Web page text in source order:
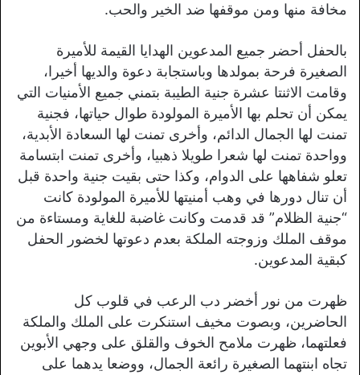
مخافة منها ومن موقفها ضد الخير والحب.
بالحفل أحضر جميع المدعوين الهدايا القيمة للأميرة
الصغيرة فرحة بمولدها وباستجابة دعوة والديها أخيرا،
وقامت الاثنتا عشرة جنية الطيبة بتمني جميع الأمنيات التي
يمكن أن تحلم بها الأميرة المولودة طوال حياتها، فجنية
تمنت لها الجمال الدائم، وأخرى تمنت لها السعادة الأبدية،
وواحدة تمنت لها شعرا طويلا ذهبيا، وأخرى تمنت ابتسامة
تعلو شفاهها على الدوام، وكذا حتى بقيت جنية واحدة قبل
أن تنال دورها في وهب أمنيتها للأميرة المولودة كانت
“جنية الظلام” قد قدمت وكانت غاضبة للغاية ومستاءة من
موقف الملك وزوجته الملكة بعدم دعوتها لخضور الحفل
كبقية المدعوين.
ظهرت من نور أخضر دب الرعب في قلوب كل
الحاضرين، وبصوت مخيف استنكرت على الملك والملكة
فعلتهما، ظهرت ملامح الخوف والقلق على وجهي الأبوين
تجاه ابنتهما الصغيرة رائعة الجمال، ووضعا يدهما على